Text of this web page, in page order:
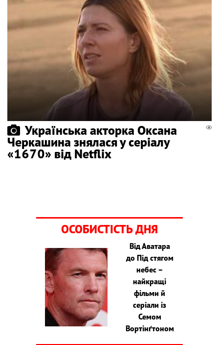
Українська акторка Оксана
Черкашина знялася у серіалу
«1670» від Netflix
ОСОБИСТІСТЬ ДНЯ
Від Аватара
до Під стягом
небес –
найкращі
фільми й
серіали із
Семом
Вортінґтоном